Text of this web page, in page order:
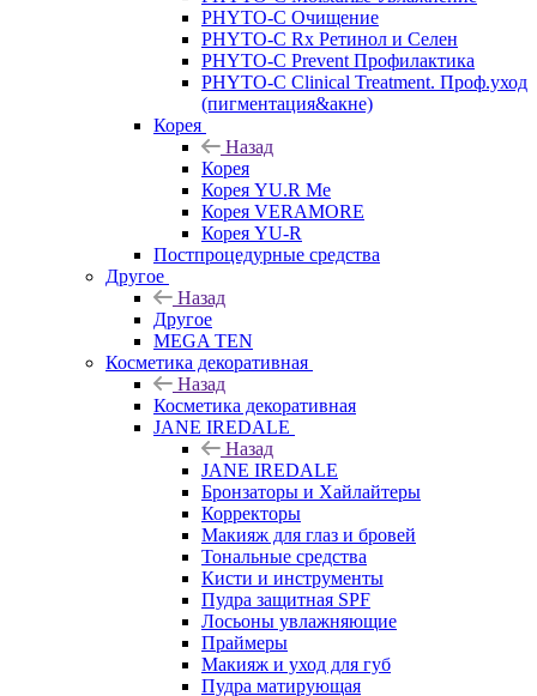
PHYTO-C Очищение
PHYTO-C Rx Ретинол и Селен
PHYTO-C Prevent Профилактика
PHYTO-C Clinical Treatment. Проф.уход
(пигментация&акне)
Корея
Назад
Корея
Корея YU.R Me
Корея VERAMORE
Корея YU-R
Постпроцедурные средства
Другое
Назад
Другое
MEGA TEN
Косметика декоративная
Назад
Косметика декоративная
JANE IREDALE
Назад
JANE IREDALE
Бронзаторы и Хайлайтеры
Корректоры
Макияж для глаз и бровей
Тональные средства
Кисти и инструменты
Пудра защитная SPF
Лосьоны увлажняющие
Праймеры
Макияж и уход для губ
Пудра матирующая